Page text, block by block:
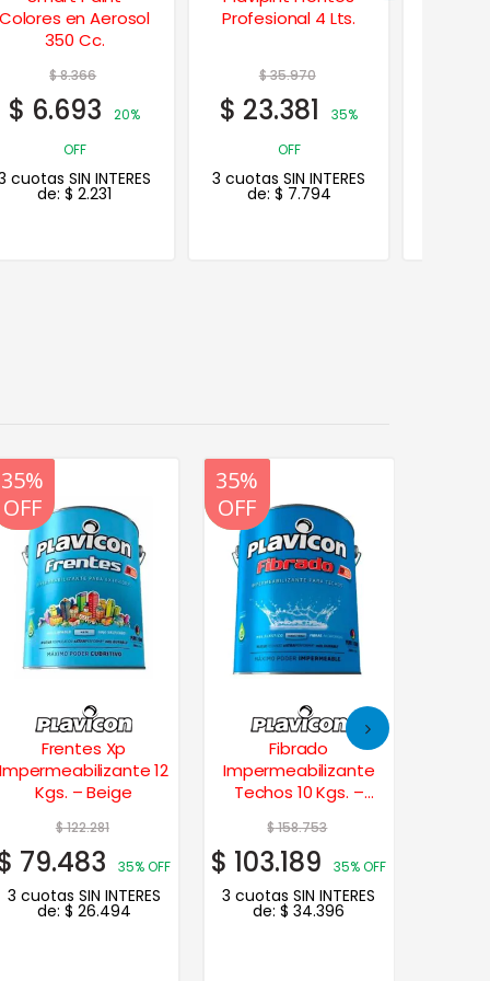
Colores en Aerosol
350 Cc.
$8.366
$ 6.693
20%
OFF
cuotas SIN INTERES
de: $ 2.231
Profesional 4 Lts.
$35.970
$ 23.381
35%
OFF
3 cuotas SIN INTERES
de: $ 7.794
20%
OFF
35%
OFF
Frentes Xp
Impermeabilizante 12
Kgs. – Beige
$122.281
79.483 35% OFF
3 cuotas SIN INTERES
de: $ 26.494
20%
OFF
35%
OFF
Fibrado
Impermeabilizante
Techos 10 Kgs. –
$158.753
$ 103.189 35% OFF
3 cuotas SIN INTERES
de:$ 34.396